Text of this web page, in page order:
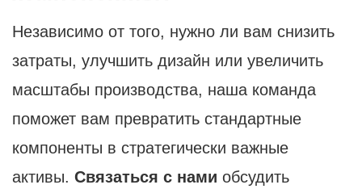
Независимо от того, нужно ли вам снизить
затраты, улучшить дизайн или увеличить
масштабы производства, наша команда
поможет вам превратить стандартные
компоненты в стратегически важные
активы. Связаться с нами обсудить